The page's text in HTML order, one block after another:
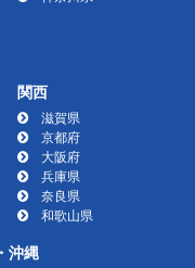
関西
滋賀県
京都府
大阪府
兵庫県
奈良県
和歌山県
沖縄